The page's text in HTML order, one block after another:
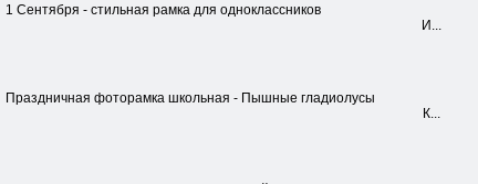
1 Сентября - стильная рамка для одноклассников
И...
Праздничная фоторамка школьная - Пышные гладиолусы
К...